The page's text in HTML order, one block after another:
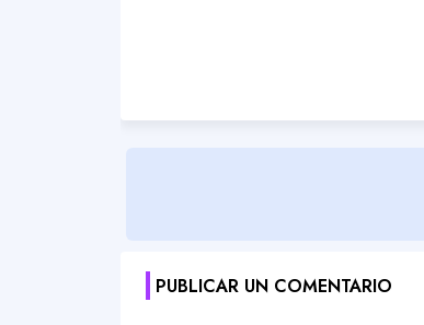
PUBLICAR UN COMENTARIO